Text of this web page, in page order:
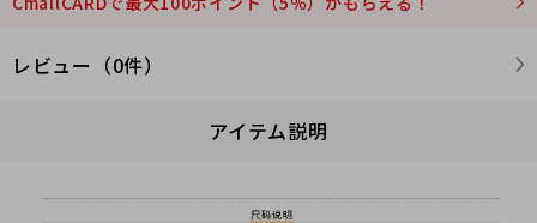
レビュー（0件）
アイテム説明